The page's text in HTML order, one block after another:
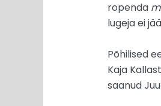
ropenda
lugeja ei
Põhilised
Kaja
saanud